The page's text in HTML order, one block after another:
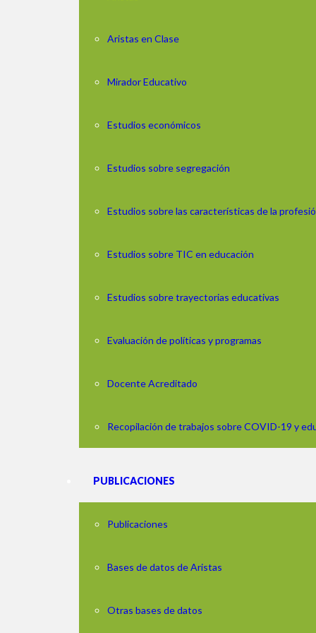
Aristas en Clase
Mirador Educativo
Estudios económicos
Estudios sobre segregación
Estudios sobre las características de la
Estudios sobre TIC en educación
Estudios sobre trayectorias educativas
Evaluación de políticas y programas
Docente Acreditado
Recopilación de trabajos sobre COVID-19 y
PUBLICACIONES
Publicaciones
Bases de datos de Aristas
Otras bases de datos